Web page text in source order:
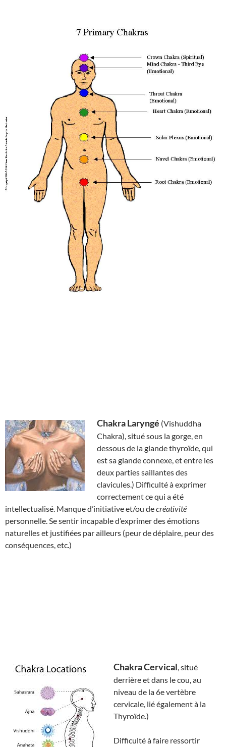
Chakra Laryngé (Vishuddha
Chakra), situé sous la gorge, en
dessous de la glande thyroïde, qui
est sa glande connexe, et entre les
deux parties saillantes des
clavicules.) Difficulté à exprimer
correctement ce qui a été
intellectualisé. Manque d’initiative et/ou decréativité
personnelle. Se sentir incapable d’exprimer des émotions
naturelles et justifiées par ailleurs (peur de déplaire, peur des
conséquences, etc.)
Chakra Cervical, situé
derrière et dans le cou, au
niveau de la 6e vertèbre
cervicale, lié également à la
Thyroïde.)
Difficulté à faire ressortir